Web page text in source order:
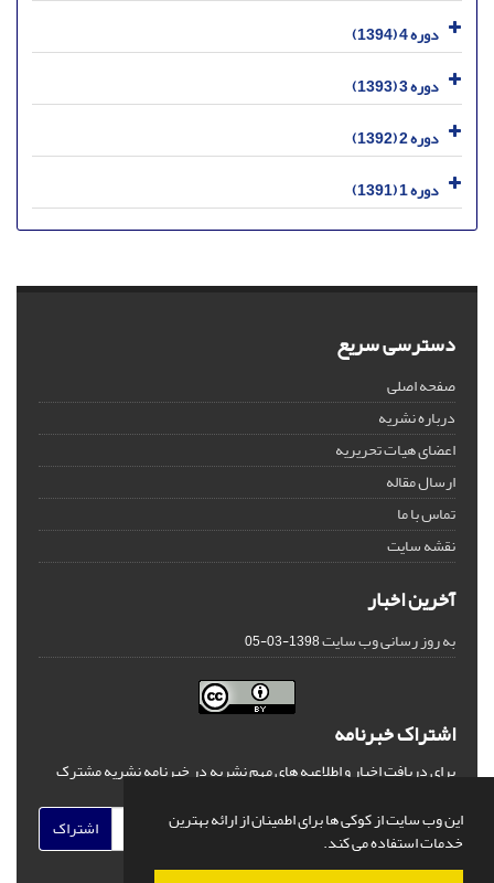
این وب سایت از کوکی ها برای اطمینان از ارائه بهترین
خدمات استفاده می کند.
دوره 4 (1394)
دوره 3 (1393)
دوره 2 (1392)
دوره 1 (1391)
دسترسی سریع
صفحه اصلی
درباره نشریه
اعضای هیات تحریریه
ارسال مقاله
تماس با ما
نقشه سایت
آخرین اخبار
به روز رسانی وب سایت1398-03-05
اشتراک خبرنامه
برای دریافت اخبار و اطلاعیه های مهم نشریه در خبرنامه نشریه مشترک
اشتراک